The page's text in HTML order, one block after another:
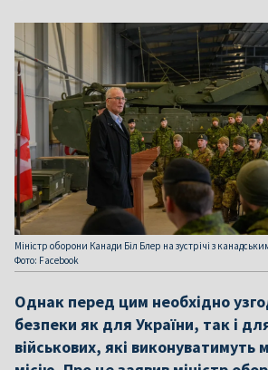
Міністр оборони Канади Біл Блер на зустрічі з
Фото: Facebook
Однак перед цим необхідно
безпеки як для України, так і
військових, які виконуватимуть